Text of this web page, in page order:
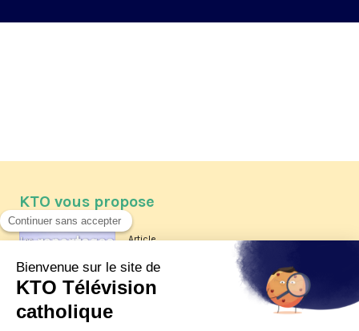
KTO vous propose
Article
Les reportages d'été 2026 de KTO